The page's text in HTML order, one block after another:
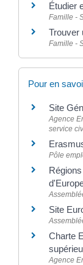
Étudier
Famille -
Trouver
Famille -
Pour en
Site
Agence
service
Pôle
Site
Charte
Agence